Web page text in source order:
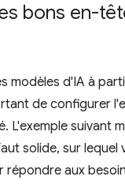
bons en-
modèles d'IA à
de configurer
L'exemple suivant
solide, sur lequel
répondre aux